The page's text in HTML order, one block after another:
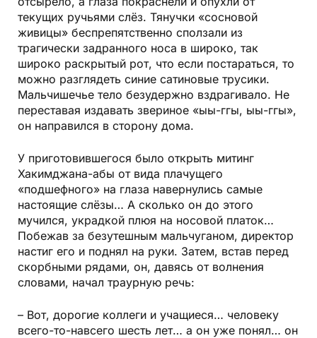
текущих ручьями слёз. Тянучки «сосновой
живицы» беспрепятственно сползали из
трагически задранного носа в широко, так
широко раскрытый рот, что если постараться, то
можно разглядеть синие сатиновые трусики.
Мальчишечье тело безудержно вздрагивало. Не
переставая издавать звериное «ыы-ггы, ыы-ггы»,
он направился в сторону дома.
У приготовившегося было открыть митинг
Хакимджана-абы от вида плачущего
«подшефного» на глаза навернулись самые
настоящие слёзы… А сколько он до этого
мучился, украдкой плюя на носовой платок…
Побежав за безутешным мальчуганом, директор
настиг его и поднял на руки. Затем, встав перед
скорбными рядами, он, давясь от волнения
словами, начал траурную речь:
– Вот, дорогие коллеги и учащиеся… человеку
всего-то-навсего шесть лет… а он уже понял… он